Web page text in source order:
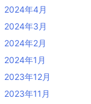
2024年4月
2024年3月
2024年2月
2024年1月
2023年12月
2023年11月